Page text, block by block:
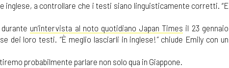
inglese, a controllare che i testi siano linguisticamente corretti. “E
un’intervista al noto quotidiano Japan Times il 23 gennaio
dei loro testi. “È meglio lasciarli in inglese!”chiude Emily con un
probabilmente parlare non solo qua in Giappone.